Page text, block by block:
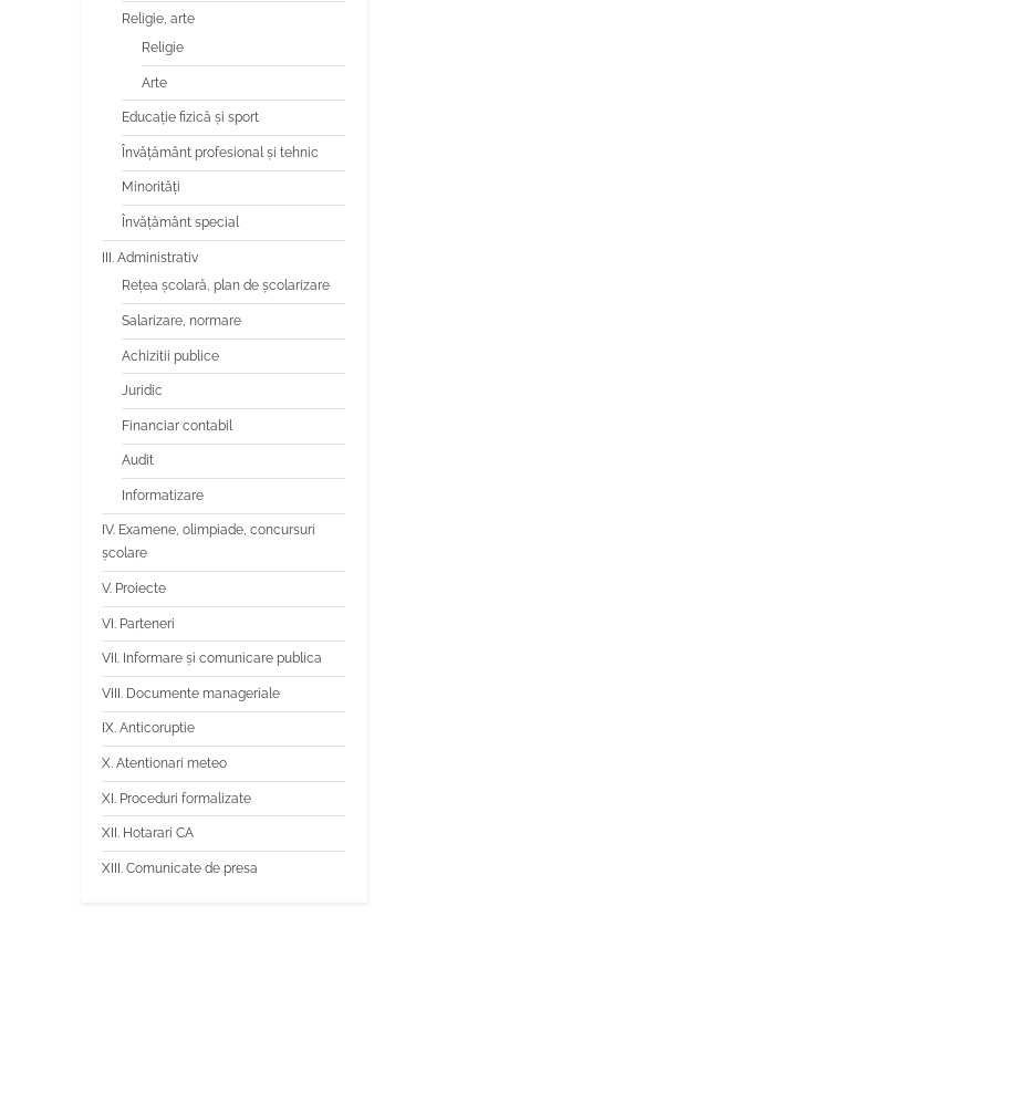
Religie, arte
Religie
Arte
Educaţie fizică şi sport
Învăţământ profesional şi tehnic
Minorităţi
Învăţământ special
III. Administrativ
Reţea şcolară, plan de şcolarizare
Salarizare, normare
Achizitii publice
Juridic
Financiar contabil
Audit
Informatizare
IV. Examene, olimpiade, concursuri
școlare
V. Proiecte
VI. Parteneri
VII. Informare și comunicare publica
VIII. Documente manageriale
IX. Anticoruptie
X. Atentionari meteo
XI. Proceduri formalizate
XII. Hotarari CA
XIII. Comunicate de presa